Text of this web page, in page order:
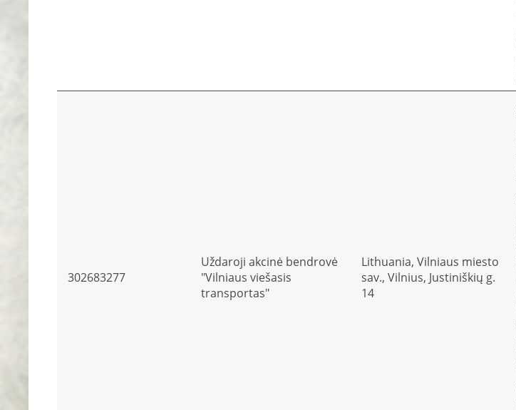
302683277
Uždaroji akcinė bendrovė
"Vilniaus viešasis
transportas"
Lithuania, Vilniaus miesto
sav., Vilnius, Justiniškių g.
14